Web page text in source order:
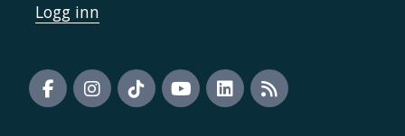
Logg inn